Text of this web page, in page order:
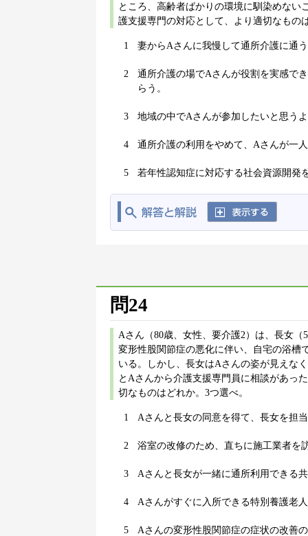
ところ、高齢者ばかりの環境に馴染めない
護支援専門の対応として、より適切なもの
1 妻からAさんに我慢して通所介護に通
2
通所介護の場でAさんが役割を実感で
らう。
3 地域の中でAさんが参加したいと思う
4 通所介護の利用をやめて、Aさんが一
5 若年性認知症に対応する社会資源開発
問24
Aさん（80歳、女性、要介護2）は、長女
変形性股関節症の悪化に伴い、自宅の浴槽
いる。しかし、長女はAさんの姿が見えな
とAさんから介護支援専門員に相談があっ
切なものはどれか。3つ選べ。
1 Aさんと長女の同意を得て、長女を担
2 浴室の改修のため、直ちに施工業者を
3 Aさんと長女が一緒に通所利用できる
4 Aさんがすぐに入所できる特別養護老
5
Aさんの変形性股関節症の症状の改善